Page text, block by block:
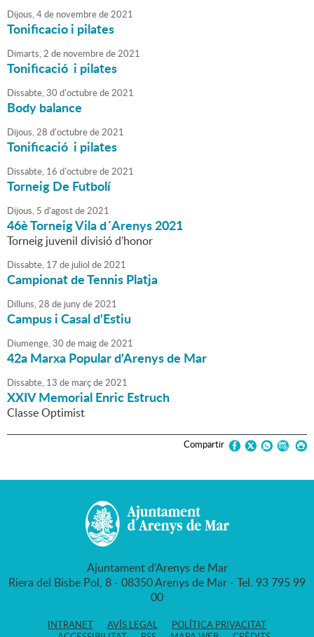
Dijous,4de novembrede2021
Tonificacio i pilates
Dimarts,2 de novembrede2021
Tonificació i pilates
Dissabte,30 d'octubrede2021
Body balance
Dijous,28 d'octubrede2021
Tonificació i pilates
Dissabte, 16 d'octubrede2021
Torneig De Futbolí
Dijous, 5 d'agostde2021
46è Torneig Vila d´Arenys 2021
Torneig juvenil divisió d'honor
Dissabte, 17 de juliol de2021
Campionat de Tennis Platja
Dilluns,28 de junyde2021
Campus i Casal d'Estiu
Diumenge,30 de maigde2021
42a Marxa Popular d'Arenys de Mar
Dissabte, 13 de marçde2021
XXIV Memorial Enric Estruch
Classe Optimist
Compartir
Ajuntament d'Arenys de Mar
Riera del Bisbe Pol, 8 - 08350 Arenys de Mar - Tel. 93 795 99
00
INTRANET AVÍS LEGAL
POLÍTICA PRIVACITAT